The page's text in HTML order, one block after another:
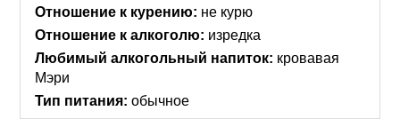
Отношение к курению: не курю
Отношение к алкоголю: изредка
Любимый алкогольный напиток: кровавая
Мэри
Тип питания: обычное